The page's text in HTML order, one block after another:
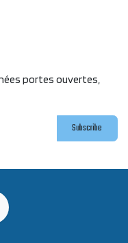
portes ouvertes,
Subscribe